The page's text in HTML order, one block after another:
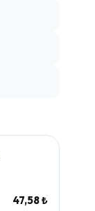
47,58 ₺